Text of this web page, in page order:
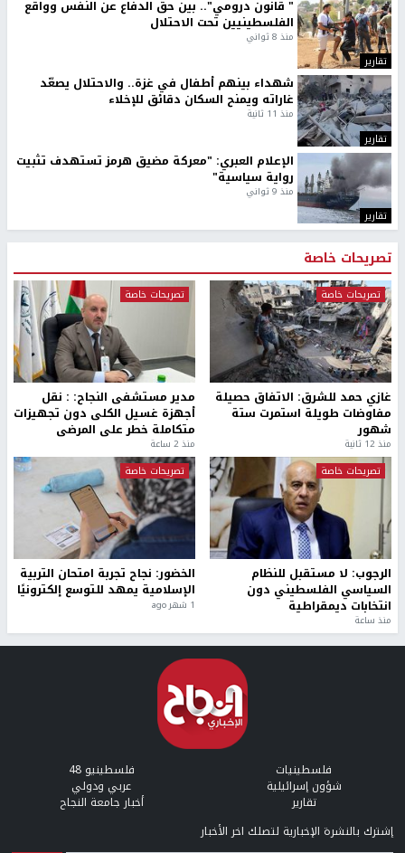
الاحتلال يقتحم مخيم عسكر شرق نابلس
مستوطنون يسيّجون أراضي في الأغوار الشمالية
الشرطة: مقتل مواطن (34 عاما) في بيرزيت شمال رام الله
الاحتلال يواصل عدوانه على مخيم قلنديا: هدم محال تجارية
ومداهمة عشرات المنازل
نادي الأسير: الاحتلال يتحمل مسؤولية حياة الأسير أبو صفية
ويطالب بتدخل دولي عاجل
الاحتلال يعتقل طفلا من تياسير شرق طوباس
أخبار جامعة النجاح
طلبة مساق "مدخل للقانون
الاجتماعي والتشريعات
الاجتماعية"يزورون مركز حماية
الأسرة
منذ ثانية
جامعة النجاح الوطنية تستضيف
منافسات بطولة الراحل مفيد
اسماعيل لكرة اليد للناشئين
منذ 48 دقيقة
بمشاركة 25 مدرباً.. جامعة النجاح
تطلق دورة إعداد مدربي كرة
القدم المستوى (C)
مركز إعلام النجاح يستضيف وفدًا
أكاديميًا من جامعة لوليو
للتكنولوجيا السويدية
" قانون درومي".. بين حق الدفاع عن النفس وواقع